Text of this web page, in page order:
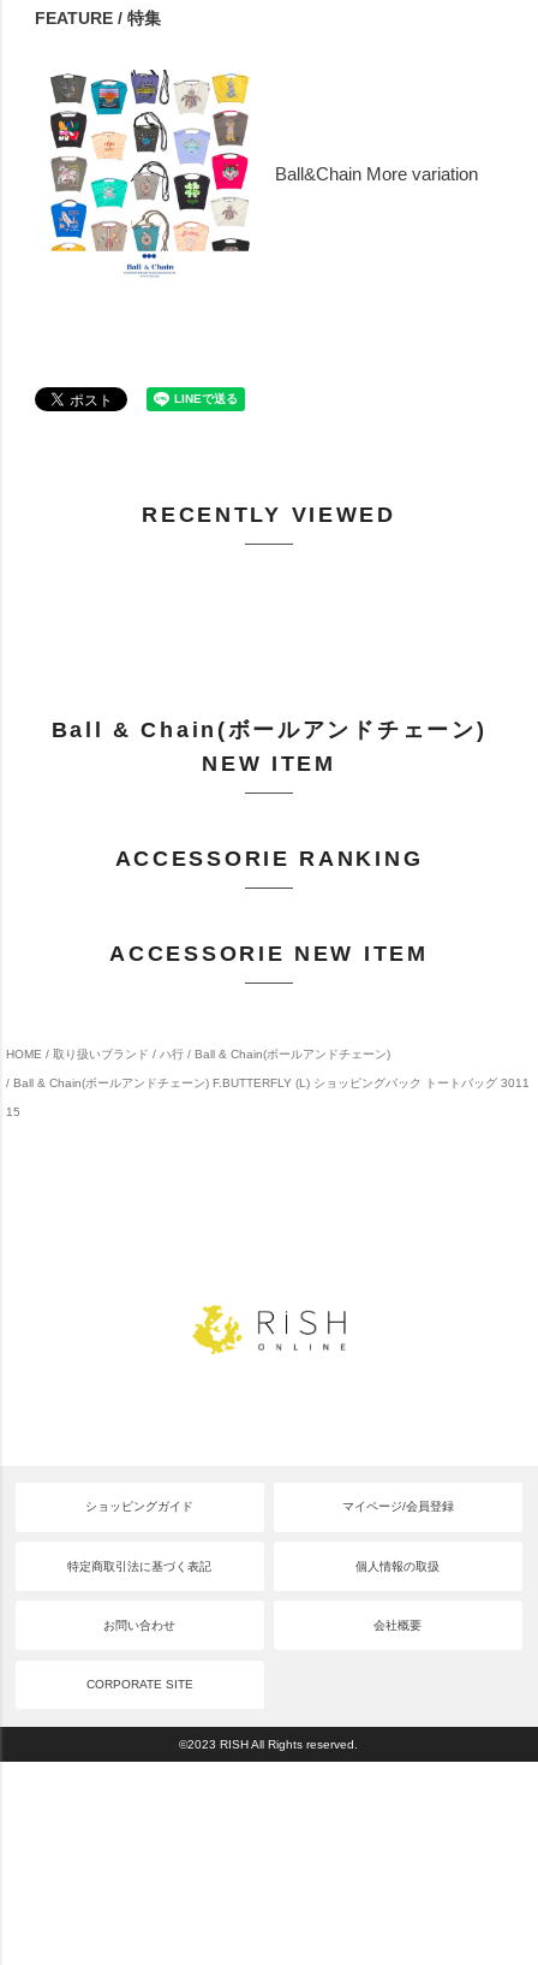
FEATURE / 特集
Ball&Chain More variation
RECENTLY VIEWED
Ball & Chain(ボールアンドチェーン)
NEW ITEM
ACCESSORIE RANKING
ACCESSORIE NEW ITEM
HOME 取り扱いブランド ハ行 Ball & Chain(ボールアンドチェーン)
Ball & Chain(ボールアンドチェーン) F.BUTTERFLY (L) ショッピングバック トートバッグ 3011
15
ショッピングガイド マイページ/会員登録
特定商取引法に基づく表記 個人情報の取扱
お問い合わせ 会社概要
CORPORATE SITE
©2023 RISH All Rights reserved.